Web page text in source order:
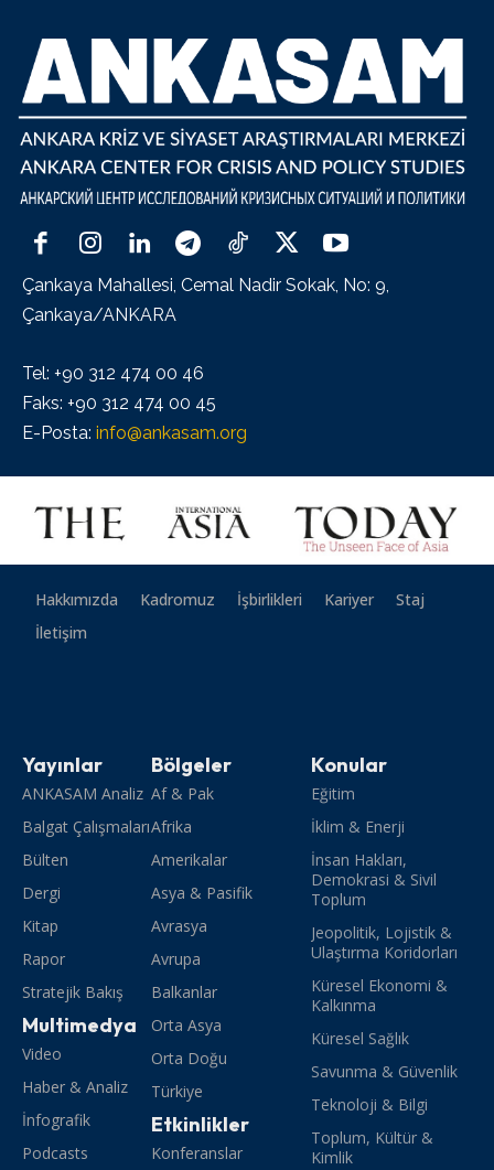
Çankaya Mahallesi, Cemal Nadir Sokak, No: 9,
Çankaya/ANKARA
Tel: +90 312 474 00 46
Faks: +90 312 474 00 45
E-Posta: info@ankasam.org
Hakkımızda Kadromuz İşbirlikleri Kariyer
Staj
İletişim
Yayınlar
ANKASAM Analiz
Balgat Çalışmaları
Bülten
Dergi
Kitap
Rapor
Stratejik Bakış
Multimedya
Video
Haber & Analiz
İnfografik
Podcasts
Bölgeler
Af & Pak
Afrika
Amerikalar
Asya & Pasifik
Avrasya
Avrupa
Balkanlar
Orta Asya
Orta Doğu
Türkiye
Etkinlikler
Konferanslar
Konular
Eğitim
İklim & Enerji
İnsan Hakları,
Demokrasi & Sivil
Toplum
Jeopolitik, Lojistik &
Ulaştırma Koridorları
Küresel Ekonomi &
Kalkınma
Küresel Sağlık
Savunma & Güvenlik
Teknoloji & Bilgi
Toplum, Kültür &
Kimlik